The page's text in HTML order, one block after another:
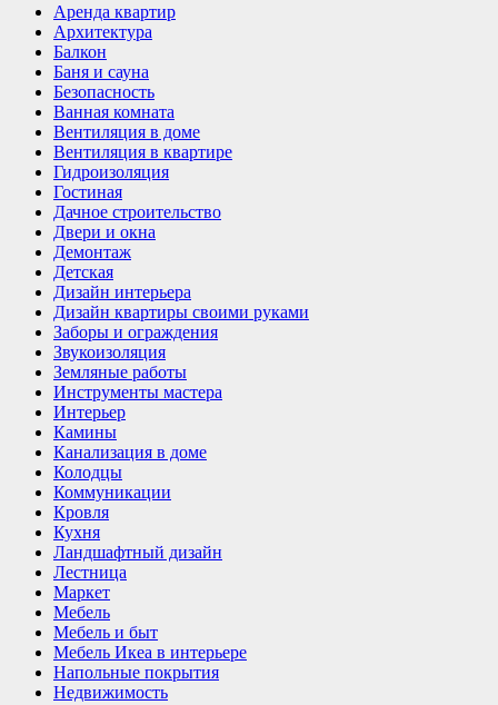
Аренда квартир
Архитектура
Балкон
Баня и сауна
Безопасность
Ванная комната
Вентиляция в доме
Вентиляция в квартире
Гидроизоляция
Гостиная
Дачное строительство
Двери и окна
Демонтаж
Детская
Дизайн интерьера
Дизайн квартиры своими руками
Заборы и ограждения
Звукоизоляция
Земляные работы
Инструменты мастера
Интерьер
Камины
Канализация в доме
Колодцы
Коммуникации
Кровля
Кухня
Ландшафтный дизайн
Лестница
Маркет
Мебель
Мебель и быт
Мебель Икеа в интерьере
Напольные покрытия
Недвижимость